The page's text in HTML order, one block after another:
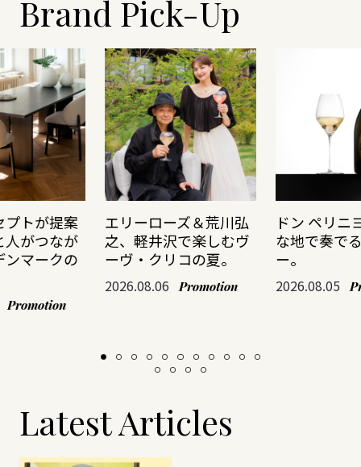
Brand Pick-Up
プトが提案
人がつなが
ンマークの
Promotion
エリーローズ＆荒川弘
之、軽井沢で楽しむヴ
ーヴ・クリコの夏。
2026.08.06 Promotion
ドン ペリニ
な地で奏で
ー。
2026.08.05
Latest Articles